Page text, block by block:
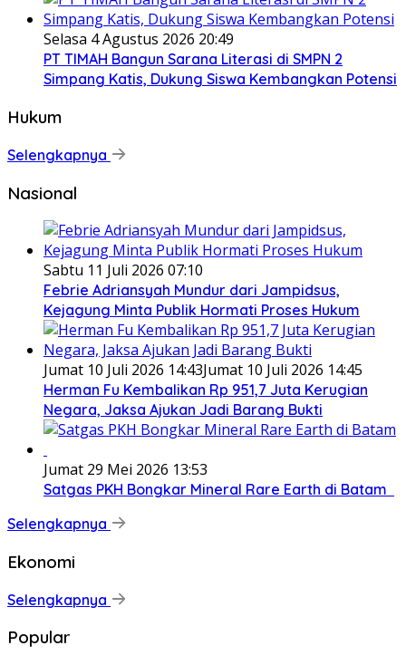
Selasa 4 Agustus 2026 20:49
PT TIMAH Bangun Sarana Literasi di SMPN 2
Simpang Katis, Dukung Siswa Kembangkan Potensi
Hukum
Selengkapnya
Nasional
Sabtu 11 Juli 2026 07:10
Febrie Adriansyah Mundur dari Jampidsus,
Kejagung Minta Publik Hormati Proses Hukum
Jumat 10 Juli 2026 14:43Jumat 10 Juli 2026 14:45
Herman Fu Kembalikan Rp 951,7 Juta Kerugian
Negara, Jaksa Ajukan Jadi Barang Bukti
Jumat 29 Mei 2026 13:53
Satgas PKH Bongkar Mineral Rare Earth di Batam
Selengkapnya
Ekonomi
Selengkapnya
Popular